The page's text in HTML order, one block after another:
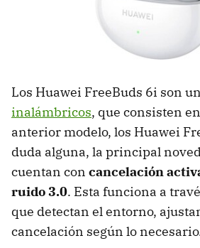
Los Huawei FreeBuds 6i son
inalámbricos, que consisten
anterior modelo, los Huawei
duda alguna, la principal
cuentan con cancelación
ruido 3.0. Esta funciona a
que detectan el entorno,
cancelación según lo